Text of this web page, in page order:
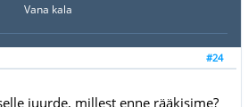
Vana kala
#24
juurde, millest enne rääkisime?